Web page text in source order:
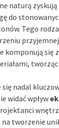
naturą zyskują
do
Tego
komponują się
tworząc
nadal
widać wpływ
wnętrz
tworzenie